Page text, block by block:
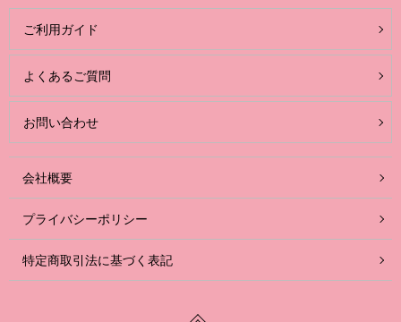
ご利用ガイド
よくあるご質問
お問い合わせ
会社概要
プライバシーポリシー
特定商取引法に基づく表記